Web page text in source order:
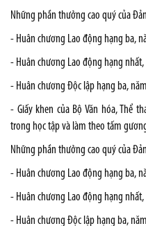
Những phần thưởng cao quý của
- Huân chương Lao động hạng ba,
- Huân chương Lao động hạng
- Huân chương Độc lập hạng ba,
- Giấy khen của Bộ Văn hóa, Thể
trong học tập và làm theo tấm
Những phần thưởng cao quý của
- Huân chương Lao động hạng ba,
- Huân chương Lao động hạng
- Huân chương Độc lập hạng ba,